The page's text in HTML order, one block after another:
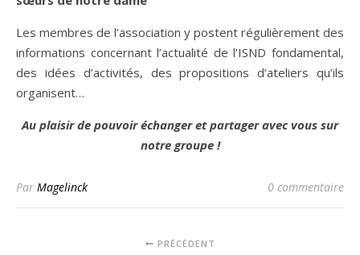
Les membres de l’association y postent régulièrement des
informations concernant l’actualité de l’ISND fondamental,
des idées d’activités, des propositions d’ateliers qu’ils
organisent…
Au plaisir de pouvoir échanger et partager avec vous sur
notre groupe !
Par Magelinck 0 commentaire
PRÉCÉDENT